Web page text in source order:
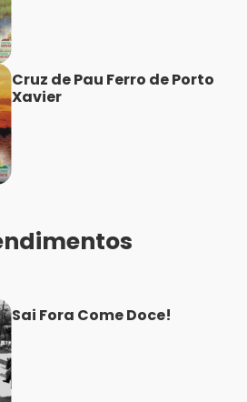
Cruz de Pau Ferro de Porto
Xavier
Sai Fora Come Doce!